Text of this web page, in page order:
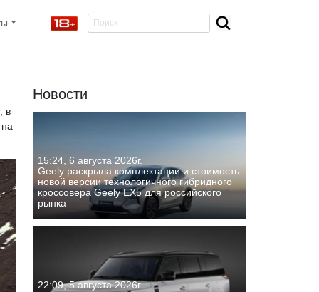
в
Новости
15:24, 6 августа 2026г.
Geely раскрыла комплектации и стоимость
новой версии технологичного гибридного
кроссовера Geely EX5 для российского
рынка
22:09, 5 августа 2026г.